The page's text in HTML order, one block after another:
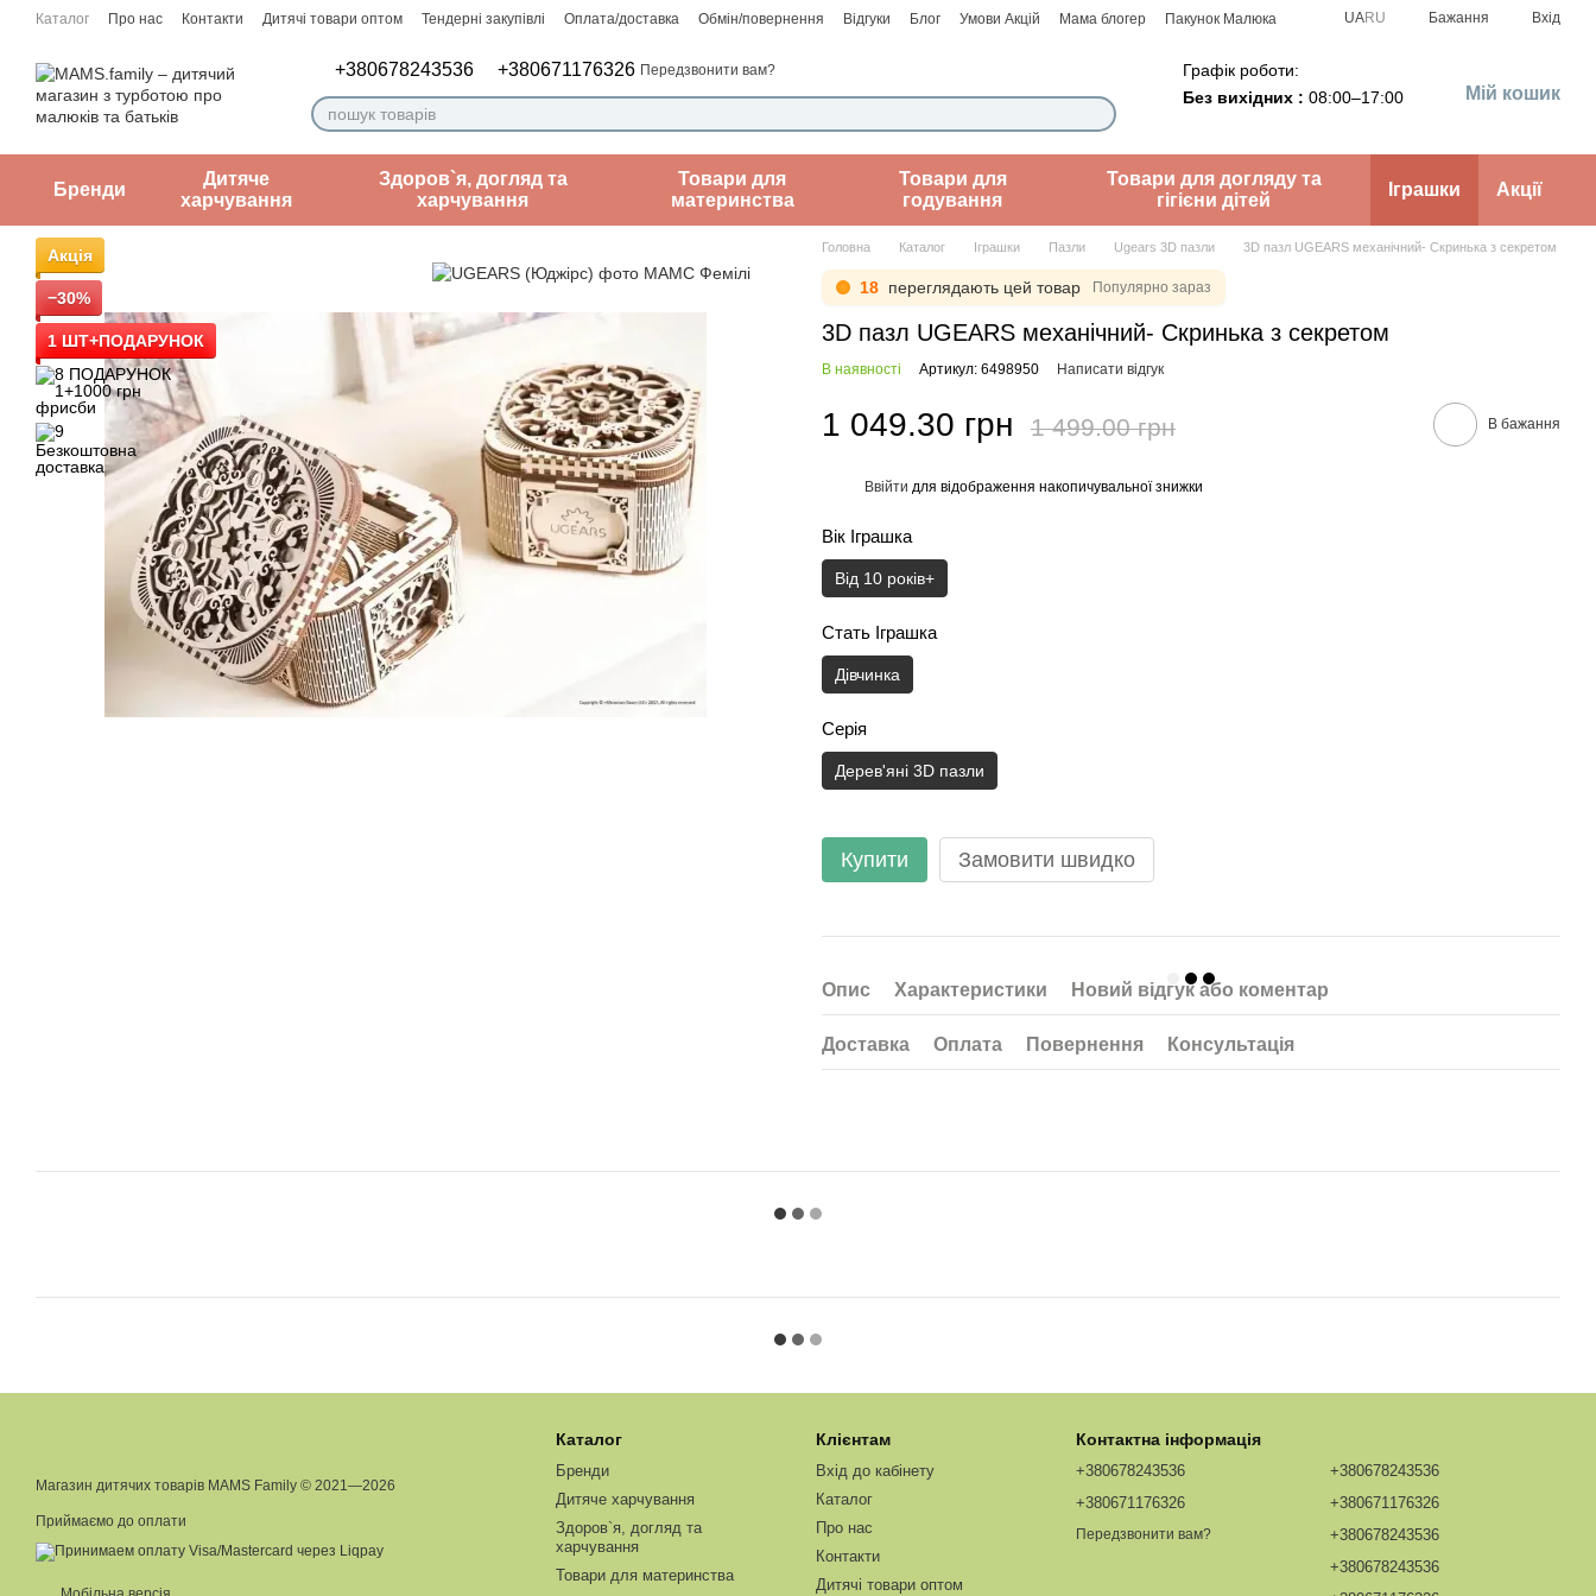
Перейти до основного контенту
Каталог Про нас Контакти Дитячі товари оптом Тендерні закупівлі Оплата/доставка Обмін/повернення Відгуки Блог Умови Акцій Мама блогер
Пакунок Малюка
UARU Бажання Вхід
+380678243536 +380671176326 Передзвонити вам?
Графік роботи:
Без вихідних : 08:00–17:00 Мій кошик
Бренди
Дитяче
харчування
Здоров`я, догляд та
харчування
Товари для
материнства
Товари для
годування
Товари для догляду та
гігієни дітей
Іграшки Акції
Акція
−30%
1 ШТ+ПОДАРУНОК
Головна Каталог Іграшки Пазли Ugears 3D пазли 3D пазл UGEARS механічний- Скринька з секретом
18 переглядають цей товар Популярно зараз
3D пазл UGEARS механічний- Скринька з секретом
В наявності Артикул: 6498950 Написати відгук
1 049.30 грн 1 499.00 грн В бажання
Ввійти для відображення накопичувальної знижки
Вік Іграшка
Від 10 років+
Стать Іграшка
Дівчинка
Серія
Дерев'яні 3D пазли
Купити Замовити швидко
Опис Характеристики Новий відгук або коментар
Доставка Оплата Повернення Консультація
Магазин дитячих товарів MAMS Family © 2021—2026
Приймаємо до оплати
Каталог
Бренди
Дитяче харчування
Здоров`я, догляд та
харчування
Товари для материнства
Клієнтам
Вхід до кабінету
Каталог
Про нас
Контакти
Дитячі товари оптом
Контактна інформація
+380678243536
+380671176326
Передзвонити вам?
+380678243536
+380671176326
+380678243536
+380678243536